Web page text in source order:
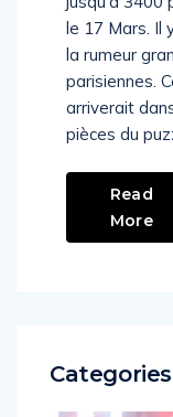
jusqu’à
le 17 Mars. Il
la rumeur
parisiennes.
arriverait
Read
More